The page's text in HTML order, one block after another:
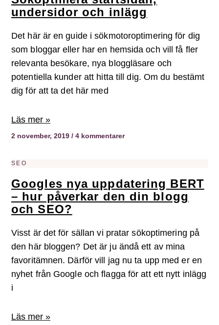
undersidor och inlägg
Det här är en guide i sökmotoroptimering för dig
som bloggar eller har en hemsida och vill få fler
relevanta besökare, nya bloggläsare och
potentiella kunder att hitta till dig. Om du bestämt
dig för att ta det här med
Läs mer »
2 november, 2019 4 kommentarer
SEO
Googles nya uppdatering BERT
– hur påverkar den din blogg
och SEO?
Visst är det för sällan vi pratar sökoptimering på
den här bloggen? Det är ju ändå ett av mina
favoritämnen. Därför vill jag nu ta upp med er en
nyhet från Google och flagga för att ett nytt inlägg
i
Läs mer »